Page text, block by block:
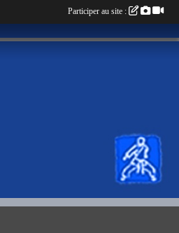
Participer au site :